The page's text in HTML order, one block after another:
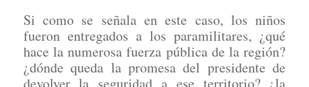
Si como se señala en este caso, los niños
fueron entregados a los paramilitares, ¿qué
hace la numerosa fuerza pública de la región?
¿dónde queda la promesa del presidente de
devolver la seguridad a ese territorio? ¿la